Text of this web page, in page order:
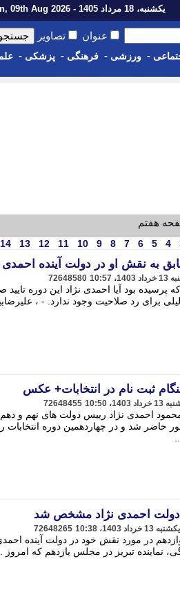
یکشنبه، 18 مرداد 1405 - Sun, 09th Aug 2026
عنوان تصاویر
- ورزشی - فرهنگی - پزشکی -
هفتم
4
5
6
7
8
9
10
11
12
13
14
به نقش او در دولت آینده احمدی
72648580
پرسیده بود آیا احمدی نژاد این دوره
برای رد صلاحیت وجود ندارد. - ،
ثبت نام در انتخابات+ عکس
72648455
احمدی نژاد رییس دولت های نهم و دهم
حاضر شد و در چهاردهمین دوره انتخابات
دولت احمدی نژاد مشخص شد
72648265
در مورد نقش خود در دولت آینده
نماینده تبریز در مجلس یازدهم که امروز ...